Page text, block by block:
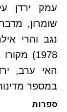
עמק ירדן
שומרון,
1978)
האי ערב,
במספר
ספרות